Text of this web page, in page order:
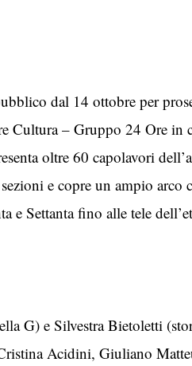
dal 14 ottobre per
Cultura – Gruppo 24 Ore
oltre 60 capolavori
e copre un ampio
e Settanta fino alle tele
G) e Silvestra Bietoletti
Acidini, Giuliano